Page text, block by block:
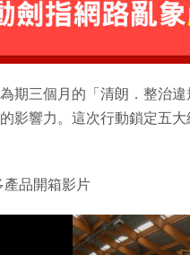
期三個月的「清朗．整治
影響力。這次行動鎖定五
產品開箱影片